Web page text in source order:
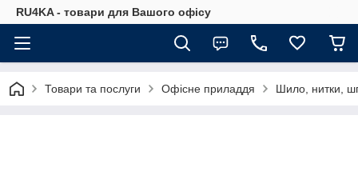
RU4KA - товари для Вашого офісу
Товари та послуги Офісне приладдя Шило, нитки,